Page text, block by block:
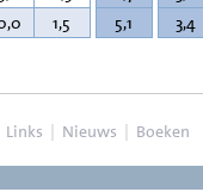
1,5 5,1 3,4
Links | Nieuws | Boeken